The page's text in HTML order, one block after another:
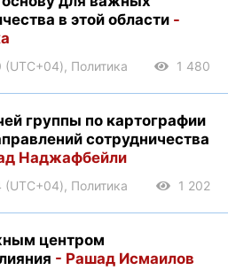
в этой области -
Политика 1 480
группы по картографии
сотрудничества
Наджафбейли
Политика 1 202
центром
- Рашад Исмаилов